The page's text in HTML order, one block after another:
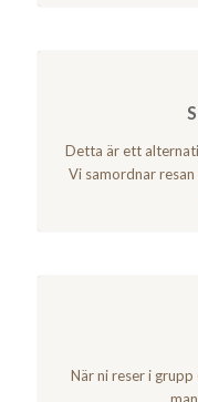
Detta är ett
Vi samordnar
När ni reser i grupp